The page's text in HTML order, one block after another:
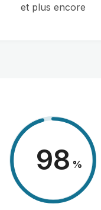
et plus encore
98 %